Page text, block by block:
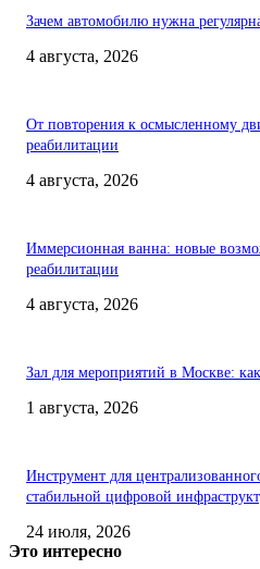
Зачем автомобилю нужна
4 августа, 2026
От повторения к осмысленному
реабилитации
4 августа, 2026
Иммерсионная ванна: новые
реабилитации
4 августа, 2026
Зал для мероприятий в Москве:
1 августа, 2026
Инструмент для
стабильной цифровой
24 июля, 2026
Это интересно